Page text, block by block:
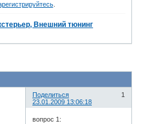
.
Внешний тюнинг
Поделиться
1
23.01.2009 13:06:18
вопрос 1: